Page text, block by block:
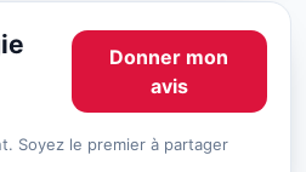
Donner mon
avis
Soyez le premier à partager